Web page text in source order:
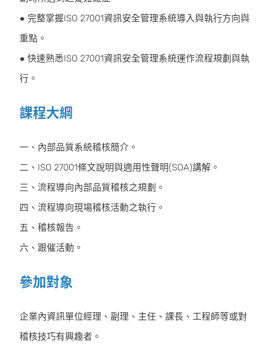
● 完整掌握ISO 27001資訊安全管理系統導入與執行方向與
重點。
● 快速熟悉ISO 27001資訊安全管理系統運作流程規劃與執
行。
課程大綱
一、內部品質系統稽核簡介。
二、ISO 27001條文說明與適用性聲明(SOA)講解。
三、流程導向內部品質稽核之規劃。
四、流程導向現場稽核活動之執行。
五、稽核報告。
六、跟催活動。
參加對象
企業內資訊單位經理、副理、主任、課長、工程師等或對
稽核技巧有興趣者。